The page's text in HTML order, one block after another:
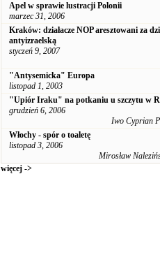
Apel w sprawie lustracji Polonii
marzec 31, 2006
Kraków: działacze NOP aresztowani za
antyizraelską
styczeń 9, 2007
"Antysemicka" Europa
listopad 1, 2003
"Upiór Iraku" na potkaniu u szczytu w
grudzień 6, 2006
Iwo Cyprian
Włochy - spór o toaletę
listopad 3, 2006
Mirosław
więcej ->